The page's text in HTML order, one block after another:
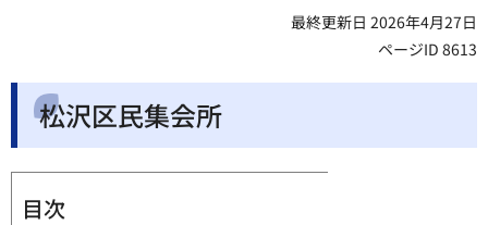
最終更新日 2026年4月27日
ページID 8613
松沢区民集会所
目次